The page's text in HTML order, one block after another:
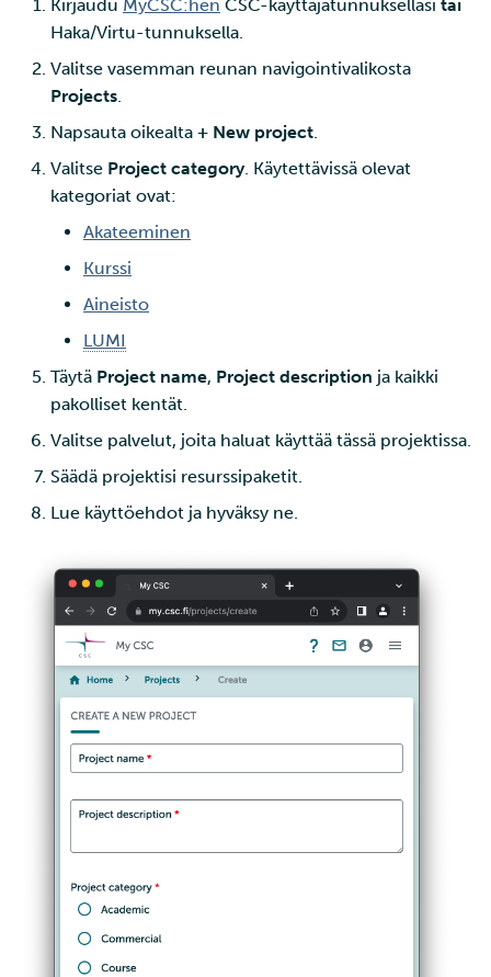
LUMI-projektin luominen
ja resurssien hakeminen
Opiskelija
Oikeus luoda CSC-
projekteja Haka-affiliaation
Haka-affiliaatiotietojen
tarkistaminen
Ongelmia Haka-
affiliaatiotiedoissa
Töiden ajaminen
Suorituskyvyn
Ohjelmistojen
asentaminen
Virheenkorjaus
Suorituskyvyn analyysi
Apptainer-kontit
Kvanttilaskenta
Edistyneemmät
Tietokantainstanssien
tehokkaaseen siirtoon
lataamiseen
CSC:lle
välillä
Etälevyjen liittäminen
Datan kopioiminen
ja IDAn välillä Puhtin
SD Services –
Versiohistoria
Kirjaudu MyCSC:hen CSC-käyttäjätunnuksellasi tai
Haka/Virtu-tunnuksella.
Valitse vasemman reunan navigointivalikosta
Projects.
Napsauta oikealta + New project.
Valitse Project category. Käytettävissä olevat
kategoriat ovat:
Akateeminen
Kurssi
Aineisto
LUMI
Täytä Project name, Project description ja kaikki
pakolliset kentät.
Valitse palvelut, joita haluat käyttää tässä projektissa.
Säädä projektisi resurssipaketit.
Lue käyttöehdot ja hyväksy ne.